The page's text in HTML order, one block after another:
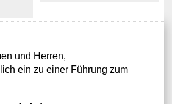
und Herren,
ein zu einer Führung zum